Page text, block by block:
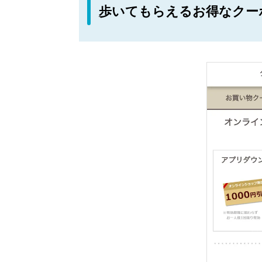
歩いてもらえるお得なクー